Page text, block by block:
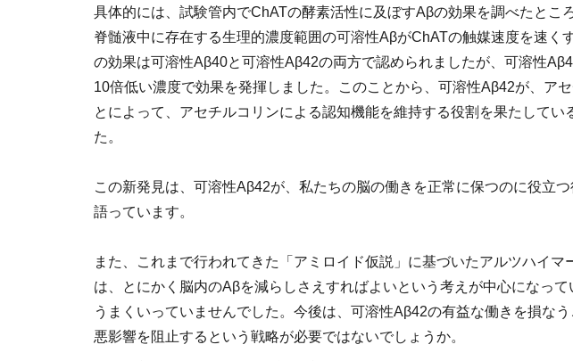
具体的には、試験管内でChATの酵素活性に及ぼすAβの効果を調べたとこ
脊髄液中に存在する生理的濃度範囲の可溶性AβがChATの触媒速度を速く
の効果は可溶性Aβ40と可溶性Aβ42の両方で認められましたが、可溶性
10倍低い濃度で効果を発揮しました。このことから、可溶性Aβ42が、ア
とによって、アセチルコリンによる認知機能を維持する役割を果たしてい
た。
この新発見は、可溶性Aβ42が、私たちの脳の働きを正常に保つのに役立
語っています。
また、これまで行われてきた「アミロイド仮説」に基づいたアルツハイマ
は、とにかく脳内のAβを減らしさえすればよいという考えが中心になって
うまくいっていませんでした。今後は、可溶性Aβ42の有益な働きを損な
悪影響を阻止するという戦略が必要ではないでしょうか。